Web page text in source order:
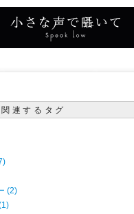
関連するタグ
(2)